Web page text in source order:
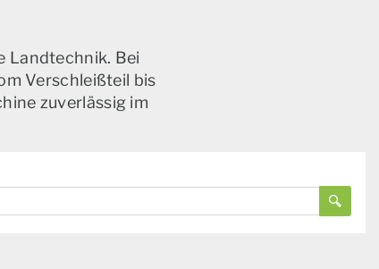
Landtechnik. Bei
Verschleißteil bis
zuverlässig im